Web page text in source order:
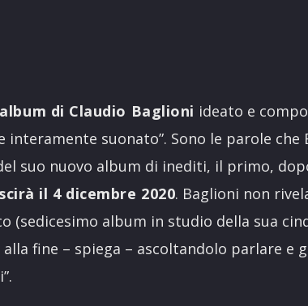
di Claudio Baglioni ideato e
interamente suonato”. Sono le parole che
suo nuovo album di inediti, il primo,
il 4 dicembre 2020. Baglioni non
(sedicesimo album in studio della sua
fine – spiega – ascoltandolo parlare e